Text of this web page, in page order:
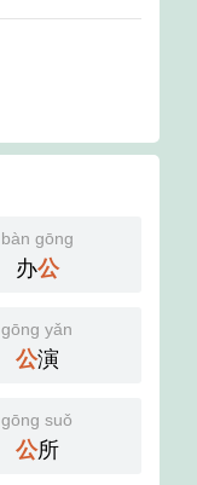
bàn gōng
办公
gōng yǎn
公演
gōng suǒ
公所